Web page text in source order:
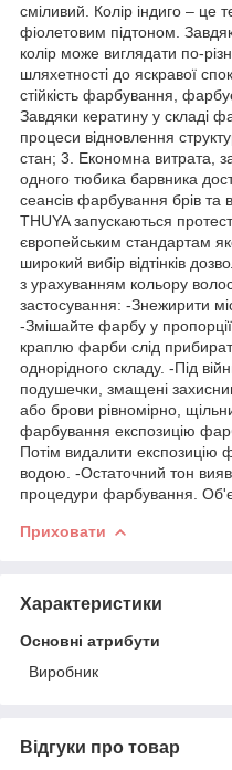
сміливий. Колір індиго – це
фіолетовим підтоном.
колір може виглядати по-
шляхетності до яскравої
стійкість фарбування,
Завдяки кератину у складі
процеси відновлення
стан; 3. Економна витрата,
одного тюбика барвника
сеансів фарбування брів та
THUYA запускаються
європейським стандартам
широкий вибір відтінків
з урахуванням кольору
застосування: -Знежирити
-Змішайте фарбу у
краплю фарби слід
однорідного складу. -Під
подушечки, змащені
або брови рівномірно,
фарбування експозицію
Потім видалити
водою. -Остаточний тон
процедури фарбування.
Приховати
Характеристики
Основні атрибути
Виробник
Відгуки про товар